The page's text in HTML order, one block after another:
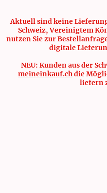
Aktuell sind keine
Schweiz, Vereinigtem
nutzen Sie zur
digitale
NEU: Kunden aus der
meineinkauf.chdie
liefern